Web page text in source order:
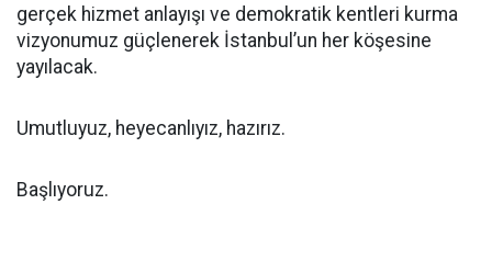
gerçek hizmet anlayışı ve demokratik kentleri kurma
vizyonumuz güçlenerek İstanbul’un her köşesine
yayılacak.
Umutluyuz, heyecanlıyız, hazırız.
Başlıyoruz.